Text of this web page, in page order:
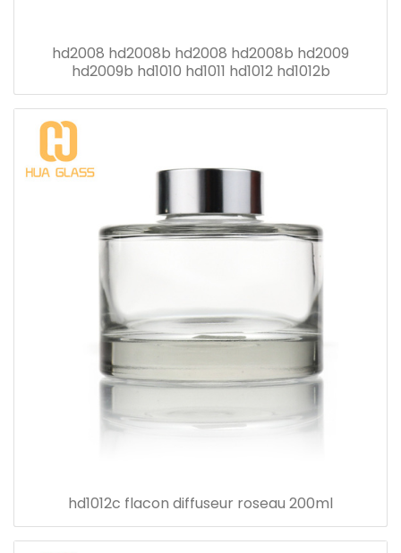
hd2008 hd2008b hd2008 hd2008b hd2009
hd2009b hd1010 hd1011 hd1012 hd1012b
hd1012c flacon diffuseur roseau 200ml